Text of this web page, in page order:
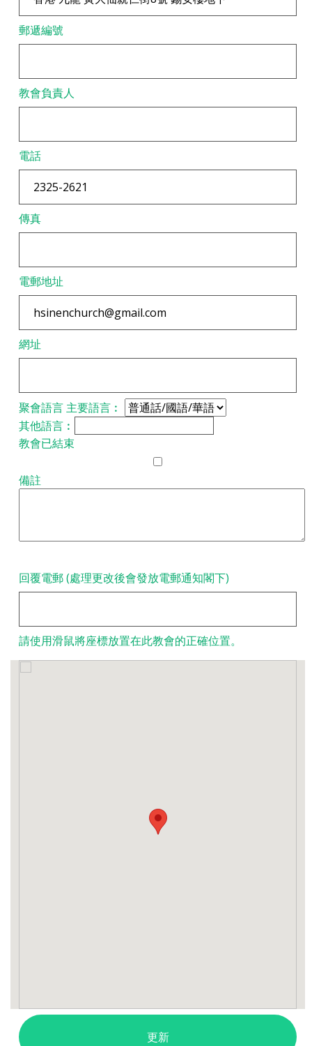
郵遞編號
教會負責人
電話
傳真
電郵地址
網址
聚會語言 主要語言︰
其他語言︰
教會已結束
備註
回覆電郵 (處理更改後會發放電郵通知閣下)
請使用滑鼠將座標放置在此教會的正確位置。